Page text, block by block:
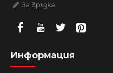
За връзка
Информация